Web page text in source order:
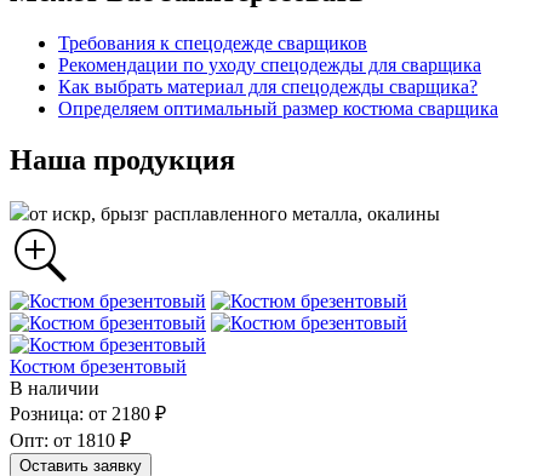
Требования к спецодежде сварщиков
Рекомендации по уходу спецодежды для сварщика
Как выбрать материал для спецодежды сварщика?
Определяем оптимальный размер костюма сварщика
Наша продукция
от искр, брызг расплавленного металла, окалины
Костюм брезентовый
В наличии
Розница: от 2180 ₽
Опт: от 1810 ₽
Оставить заявку